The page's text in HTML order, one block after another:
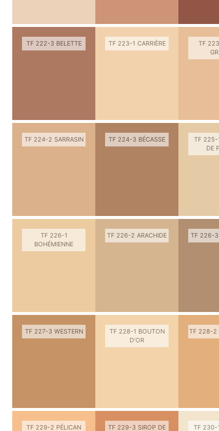
TF 222-3 BELETTE TF 223-1 CARRIÈRE
TF
TF 224-2 SARRASIN TF 224-3 BÉCASSE
TF 225-
DE
TF 226-1
BOHÉMIENNE
TF 226-2 ARACHIDE TF 226-3
TF 227-3 WESTERN
TF 228-1 BOUTON
D'OR
TF 228-2
TF 229-2 PÉLICAN TF 229-3 SIROP DE TF 230-